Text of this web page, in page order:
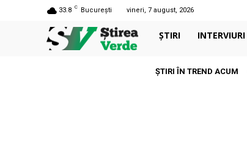
33.8 C București vineri, 7 august, 2026
ȘTIRI INTERVIURI
ȘTIRI ÎN TREND ACUM